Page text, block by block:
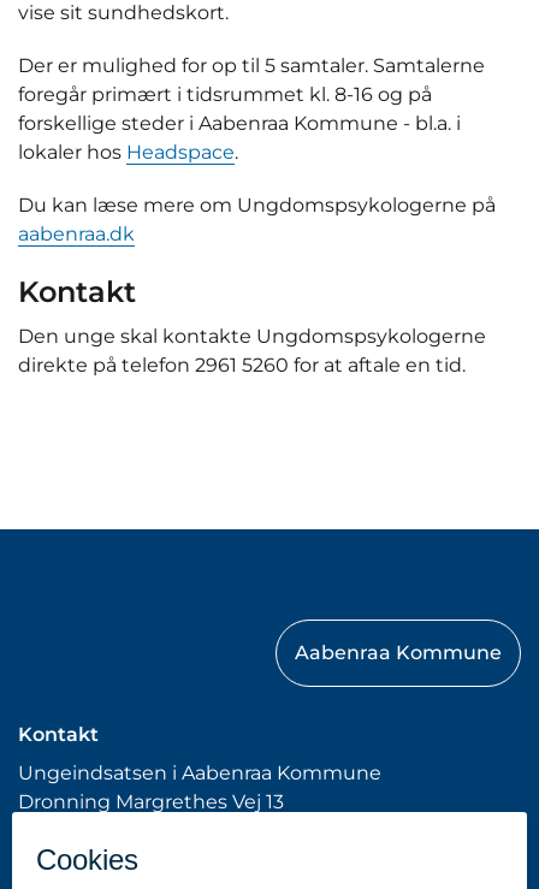
vise sit sundhedskort.
Der er mulighed for op til 5 samtaler. Samtalerne
foregår primært i tidsrummet kl. 8-16 og på
forskellige steder i Aabenraa Kommune - bl.a. i
lokaler hos Headspace.
Du kan læse mere om Ungdomspsykologerne på
aabenraa.dk
Kontakt
Den unge skal kontakte Ungdomspsykologerne
direkte på telefon 2961 5260 for at aftale en tid.
Kontakt
Ungeindsatsen i Aabenraa Kommune
Dronning Margrethes Vej 13
Aabenraa Kommune